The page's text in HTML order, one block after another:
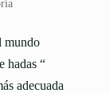
mundo
hadas “
adecuada